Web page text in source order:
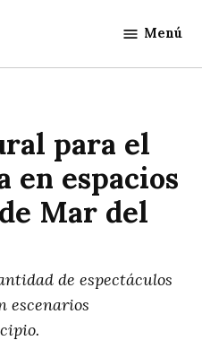
Menú
para el
en espacios
Mar del
de espectáculos
escenarios